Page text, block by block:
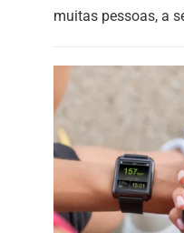
muitas pessoas, a